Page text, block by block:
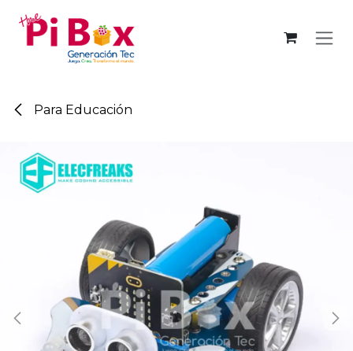
Para Educación